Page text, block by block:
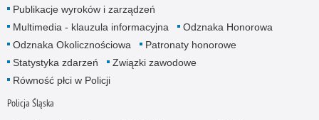
Publikacje wyroków i zarządzeń
Multimedia - klauzula informacyjna
Odznaka Honorowa
Odznaka Okolicznościowa
Patronaty honorowe
Statystyka zdarzeń
Związki zawodowe
Równość płci w Policji
Policja Śląska